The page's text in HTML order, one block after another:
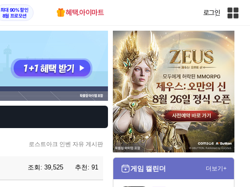
최대 90% 할인
8월 프로모션
혜택.아이마트 로그인
인
체
사
로스트아크 인벤 자유 게시판
조회: 39,525 추천: 91 게임 캘린더 더보기+